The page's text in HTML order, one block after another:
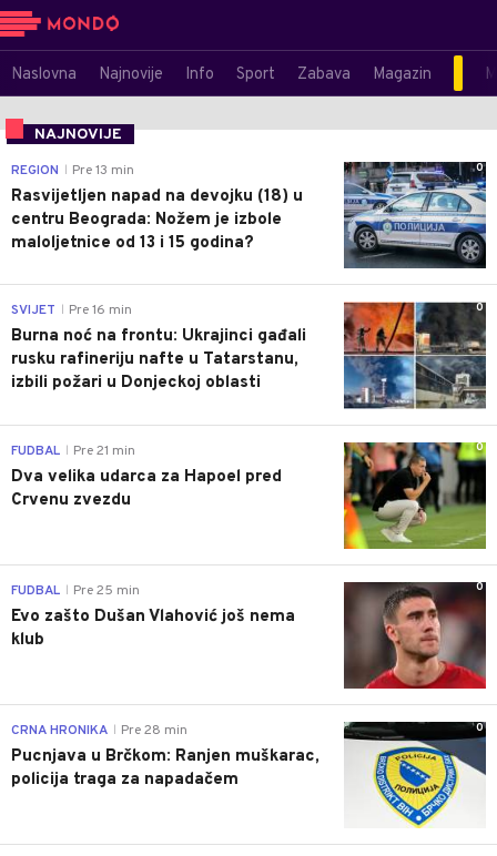
Naslovna Najnovije Info Sport Zabava Magazin
NAJNOVIJE
0
REGION Pre 13 min
Rasvijetljen napad na devojku (18) u
centru Beograda: Nožem je izbole
maloljetnice od 13 i 15 godina?
0
SVIJET Pre 16 min
Burna noć na frontu: Ukrajinci gađali
rusku rafineriju nafte u Tatarstanu,
izbili požari u Donjeckoj oblasti
0
FUDBAL Pre 21 min
Dva velika udarca za Hapoel pred
Crvenu zvezdu
0
FUDBAL Pre 25 min
Evo zašto Dušan Vlahović još nema
klub
0
CRNA HRONIKA Pre 28 min
Pucnjava u Brčkom: Ranjen muškarac,
policija traga za napadačem